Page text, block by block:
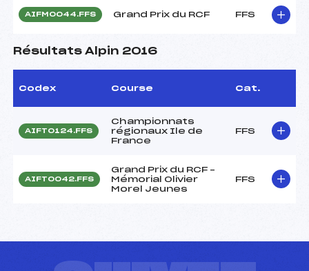
AIFM0044.FFS Grand Prix du RCF FFS
Résultats Alpin 2016
Codex Course Cat.
AIFT0124.FFS
Championnats
régionaux Ile de
France
FFS
AIFT0042.FFS
Grand Prix du RCF –
Mémorial Olivier
Morel Jeunes
FFS